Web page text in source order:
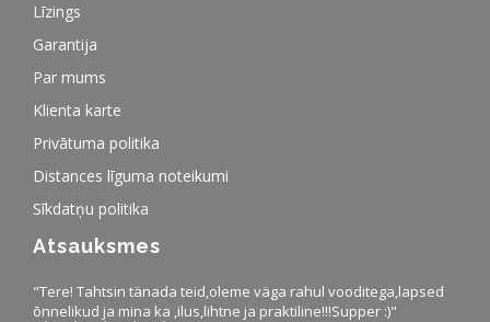
Līzings
Garantija
Par mums
Klienta karte
Privātuma politika
Distances līguma noteikumi
Sīkdatņu politika
Atsauksmes
"Tere! Tahtsin tänada teid,oleme väga rahul vooditega,lapsed
õnnelikud ja mina ka ,ilus,lihtne ja praktiline!!!Supper :)"